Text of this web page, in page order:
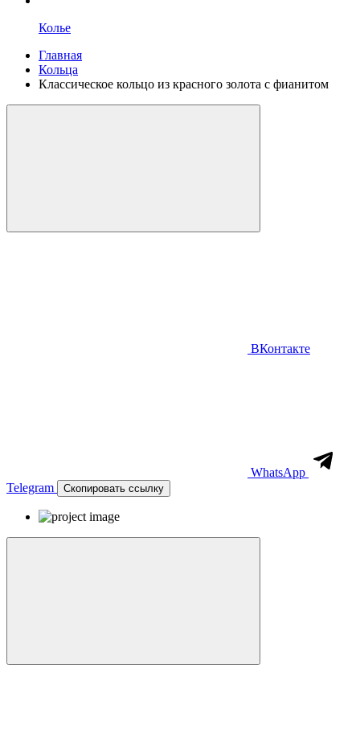
Колье
Главная
Кольца
Классическое кольцо из красного золота с фианитом
ВКонтакте
WhatsApp
Telegram
Скопировать ссылку